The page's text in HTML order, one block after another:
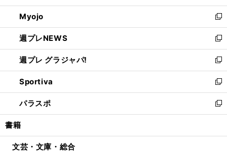
開
く
ウ
で
開
く
ン
ド
ウ
で
開
く
ウ
ィ
ン
ド
ウ
で
開
く
Myojo
新
し
い
ウ
ィ
ン
ド
ウ
で
開
週プレNEWS
新
し
い
ウ
ィ
ン
ド
ウ
開
週プレ グラジャパ!
新
し
い
ウ
ィ
ン
ウ
Sportiva
新
し
い
ウ
ン
パラスポ
新
し
ウ
書籍
文芸・文庫・総合